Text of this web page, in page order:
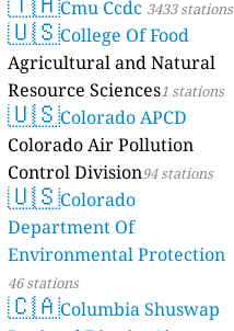
Cmu Ccdc 3433 stations
🇺🇸College Of Food
Agricultural and Natural
Resource Sciences1 stations
🇺🇸Colorado APCD
Colorado Air Pollution
Control Division94 stations
🇺🇸Colorado
Department Of
Environmental Protection
46 stations
🇨🇦Columbia Shuswap